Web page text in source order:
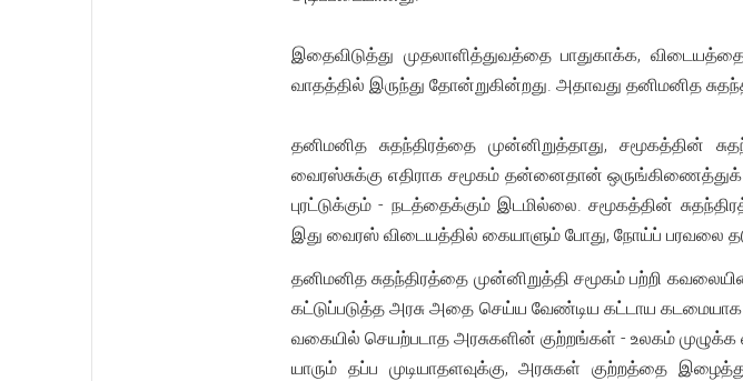
இதைவிடுத்து முதலாளித்துவத்தை பாதுகாக்க,
வாதத்தில் இருந்து தோன்றுகின்றது. அதாவது தனிமனித
தனிமனித சுதந்திரத்தை முன்னிறுத்தாது, சமூகத்தின்
வைரஸ்சுக்கு எதிராக சமூகம் தன்னைதான்
புரட்டுக்கும் - நடத்தைக்கும் இடமில்லை. சமூகத்தின்
இது வைரஸ் விடையத்தில் கையாளும் போது, நோய்ப் பரவலை
தனிமனித சுதந்திரத்தை முன்னிறுத்தி சமூகம் பற்றி
கட்டுப்படுத்த அரசு அதை செய்ய வேண்டிய கட்டாய கடமையாக
வகையில் செயற்படாத அரசுகளின் குற்றங்கள் - உலகம்
யாரும் தப்ப முடியாதளவுக்கு, அரசுகள் குற்றத்தை